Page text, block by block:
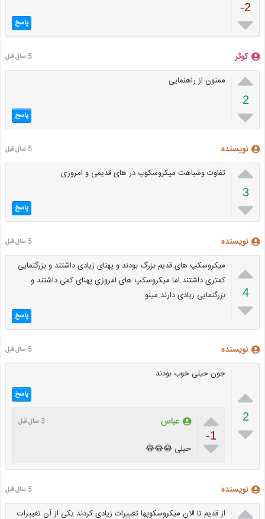
-2
 پاسخ
کوثر 5 سال قبل

2

ممنون از راهنمایی
پاسخ
نویسنده 5 سال قبل

3

تفاوت وشباهت میکروسکوپ در های قدیمی و امروزی
پاسخ
نویسنده 5 سال قبل

4

میکروسکپ های قدیم بزرگ بودند و پهنای زیادی داشتند و بزرگنمایی
کمتری داشتند.اما میکروسکپ های امروزی پهنای کمی داشتند و
بزرگنمایی زیادی دارند.مینو
پاسخ
نویسنده 5 سال قبل

2

جون حیلی خوب بودند
پاسخ

-1

عباس 3 سال قبل
حیلی 😂😂😂
نویسنده 5 سال قبل
 از قدیم تا الان میکروسکوپها تغییرات زیادی کردند یکی از آن تغییرات